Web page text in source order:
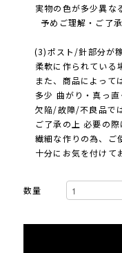
実物の色が多少異な
予めご理解・ご了承
(3)ポスト/針部分が
柔軟に作られている
また、商品によって
多少 曲がり・真っ直
欠陥/故障/不良品で
ご了承の上 必要の際
繊細な作りの為、ご
十分にお気を付けて
数量